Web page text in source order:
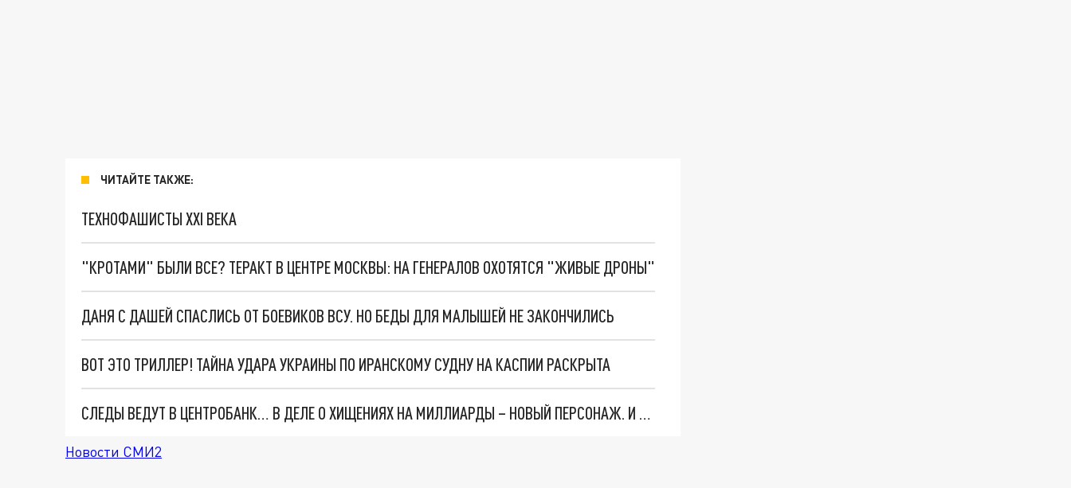
ЧИТАЙТЕ ТАКЖЕ:
ТЕХНОФАШИСТЫ XXI ВЕКА
"КРОТАМИ" БЫЛИ ВСЕ? ТЕРАКТ В ЦЕНТРЕ МОСКВЫ: НА ГЕНЕРАЛОВ ОХОТЯТСЯ "ЖИВЫЕ ДРОНЫ"
ДАНЯ С ДАШЕЙ СПАСЛИСЬ ОТ БОЕВИКОВ ВСУ. НО БЕДЫ ДЛЯ МАЛЫШЕЙ НЕ ЗАКОНЧИЛИСЬ
ВОТ ЭТО ТРИЛЛЕР! ТАЙНА УДАРА УКРАИНЫ ПО ИРАНСКОМУ СУДНУ НА КАСПИИ РАСКРЫТА
СЛЕДЫ ВЕДУТ В ЦЕНТРОБАНК… В ДЕЛЕ О ХИЩЕНИЯХ НА МИЛЛИАРДЫ – НОВЫЙ ПЕРСОНАЖ. И ОН УЖЕ В БЕГАХ
Новости СМИ2